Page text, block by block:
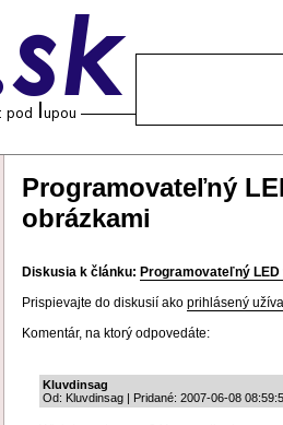
Programovateľný
obrázkami
Diskusia k článku: Programovateľný
Prispievajte do diskusií ako prihlásený
Komentár, na ktorý odpovedáte:
Kluvdinsag
Od: Kluvdinsag | Pridané: 2007-06-08